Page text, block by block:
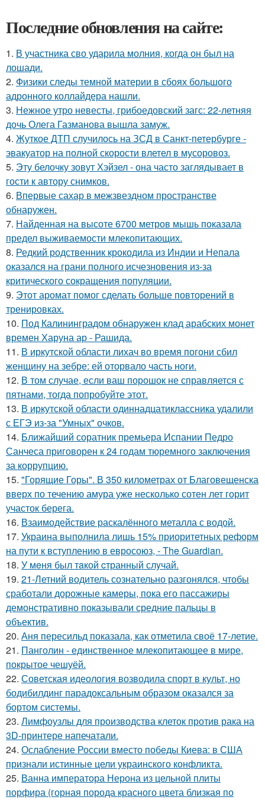
Последние обновления на сайте:
1. В участника сво ударила молния, когда он был на
лошади.
2. Физики следы темной материи в сбоях большого
адронного коллайдера нашли.
3. Нежное утро невесты, грибоедовский загс: 22-летняя
дочь Олега Газманова вышла замуж.
4. Жуткое ДТП случилось на ЗСД в Санкт-петербурге -
эвакуатор на полной скорости влетел в мусоровоз.
5. Эту белочку зовут Хэйзел - она часто заглядывает в
гости к автору снимков.
6. Впервые сахар в межзвездном пространстве
обнаружен.
7. Найденная на высоте 6700 метров мышь показала
предел выживаемости млекопитающих.
8. Редкий родственник крокодила из Индии и Непала
оказался на грани полного исчезновения из-за
критического сокращения популяции.
9. Этот аромат помог сделать больше повторений в
тренировках.
10. Под Калининградом обнаружен клад арабских монет
времен Харуна ар - Рашида.
11. В иркутской области лихач во время погони сбил
женщину на зебре: ей оторвало часть ноги.
12. В том случае, если ваш порошок не справляется с
пятнами, тогда попробуйте этот.
13. В иркутской области одиннадцатиклассника удалили
с ЕГЭ из-за "Умных" очков.
14. Ближайший соратник премьера Испании Педро
Санчеса приговорен к 24 годам тюремного заключения
за коррупцию.
15. "Горящие Горы". В 350 километрах от Благовещенска
вверх по течению амура уже несколько сотен лет горит
участок берега.
16. Взаимодействие раскалённого металла с водой.
17. Украина выполнила лишь 15% приоритетных реформ
на пути к вступлению в евросоюз, - The Guardian.
18. У мeня был тaкой cтранный слyчай.
19. 21-Летний водитель сознательно разгонялся, чтобы
сработали дорожные камеры, пока его пассажиры
демонстративно показывали средние пальцы в
объектив.
20. Аня пересильд показала, как отметила своё 17-летие.
21. Панголин - единственное млекопитающее в мире,
покрытое чешуёй.
22. Советская идеология возводила спорт в культ, но
бодибилдинг парадоксальным образом оказался за
бортом системы.
23. Лимфоузлы для производства клеток против рака на
3D-принтере напечатали.
24. Ослабление России вместо победы Киева: в США
признали истинные цели украинского конфликта.
25. Ванна императора Нерона из цельной плиты
порфира (горная порода красного цвета близкая по